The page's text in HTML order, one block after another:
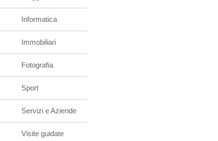
Informatica
Immobiliari
Fotografia
Sport
Servizi e Aziende
Visite guidate